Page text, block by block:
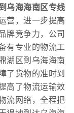
乌海海南区专线
营，进一步提高
牌竞争力，公司
有专业的物流工
湖区到乌海海南
了货物的准时到
高了物流运输效
流网络，全程把